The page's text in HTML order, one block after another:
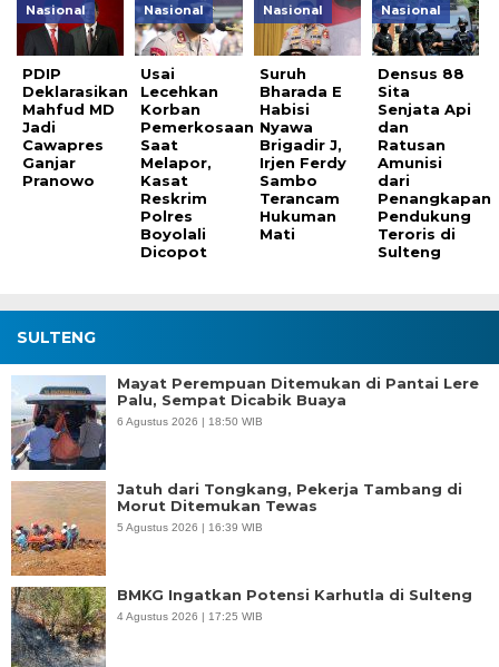
Nasional
PDIP
Deklarasikan
Mahfud MD
Jadi
Cawapres
Ganjar
Pranowo
Nasional
Usai
Lecehkan
Korban
Pemerkosaan
Saat
Melapor,
Kasat
Reskrim
Polres
Boyolali
Dicopot
Nasional
Suruh
Bharada E
Habisi
Nyawa
Brigadir J,
Irjen Ferdy
Sambo
Terancam
Hukuman
Mati
Nasional
Densus 88
Sita
Senjata Api
dan
Ratusan
Amunisi
dari
Penangkapan
Pendukung
Teroris di
Sulteng
SULTENG
Mayat Perempuan Ditemukan di Pantai Lere
Palu, Sempat Dicabik Buaya
6 Agustus 2026 | 18:50 WIB
Jatuh dari Tongkang, Pekerja Tambang di
Morut Ditemukan Tewas
5 Agustus 2026 | 16:39 WIB
BMKG Ingatkan Potensi Karhutla di Sulteng
4 Agustus 2026 | 17:25 WIB